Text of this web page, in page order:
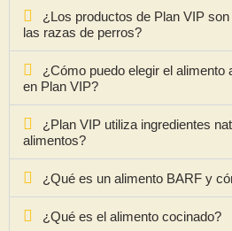
¿Los productos de Plan VIP
las razas de perros?
¿Cómo puedo elegir el alimento
en Plan VIP?
¿Plan VIP utiliza ingredientes
alimentos?
¿Qué es un alimento BARF y
¿Qué es el alimento cocinado?